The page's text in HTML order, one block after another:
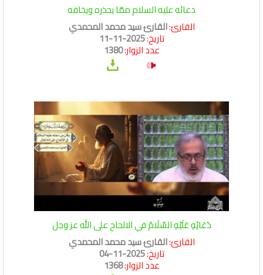
دعائه عليه السلام ممّا يحذره ويخافه
القارئ:القارئ سيد محمد المحمدي
تاريخ:2025-11-11
عدد الزوار:1380
دُعَائِهِ عَلَيْهِ السَّلَامُ في الالحاح على الله عز وجل
القارئ:القارئ سيد محمد المحمدي
تاريخ:2025-11-04
عدد الزوار:1368